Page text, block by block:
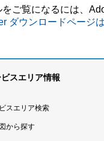
ご覧になるには、
ダウンロードページ
スエリア情報
スエリア検索
から探す